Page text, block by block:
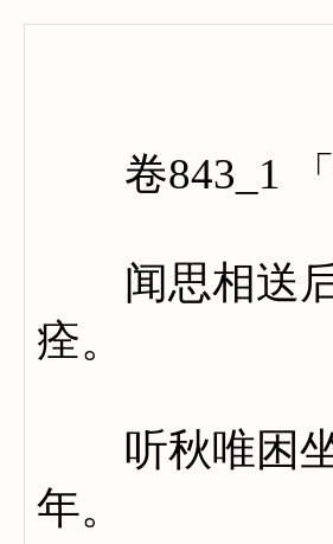
卷843_1 「
闻思相送后
痊。
听秋唯困坐
年。